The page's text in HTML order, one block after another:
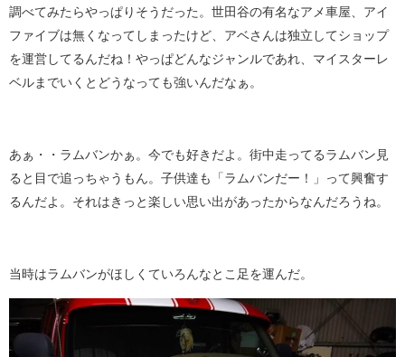
調べてみたらやっぱりそうだった。世田谷の有名なアメ車屋、アイ
ファイブは無くなってしまったけど、アベさんは独立してショップ
を運営してるんだね！やっぱどんなジャンルであれ、マイスターレ
ベルまでいくとどうなっても強いんだなぁ。
あぁ・・ラムバンかぁ。今でも好きだよ。街中走ってるラムバン見
ると目で追っちゃうもん。子供達も「ラムバンだー！」って興奮す
るんだよ。それはきっと楽しい思い出があったからなんだろうね。
当時はラムバンがほしくていろんなとこ足を運んだ。